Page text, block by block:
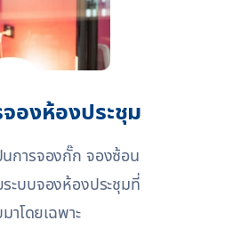
องห้องประชุม
การจองกั๊ก จองซ้อน
ะบบจองห้องประชุมที่
โดยเฉพาะ